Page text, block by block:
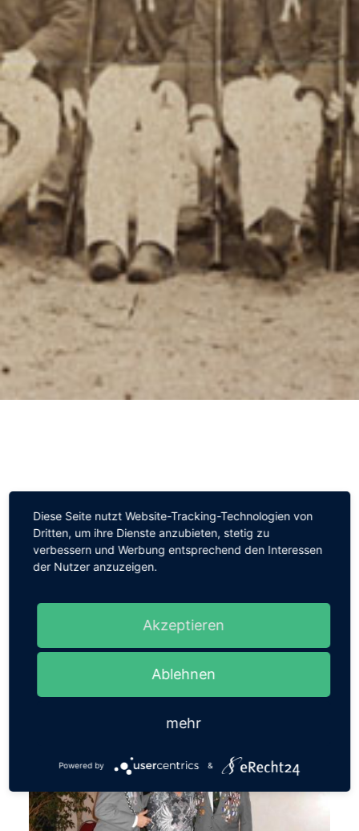
Diese Seite nutzt Website-Tracking-Technologien von
Dritten, um ihre Dienste anzubieten, stetig zu
verbessern und Werbung entsprechend den Interessen
der Nutzer anzuzeigen.
Akzeptieren
Ablehnen
mehr
Powered by &